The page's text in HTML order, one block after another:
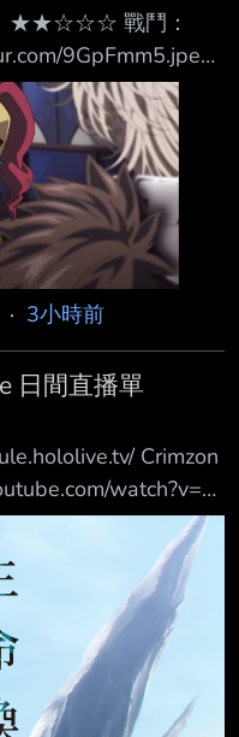
★★☆☆☆ 戰鬥：
9GpFmm5.jpeg
若
詩
怎麼可以這麼
f9XA58
3小時前
日間直播單
Crimzon
watch?v=-
ReGLOSS總台 早
watch?
瑪利歐賽車世界
watch?
美聲 薩爾達傳說 眾神